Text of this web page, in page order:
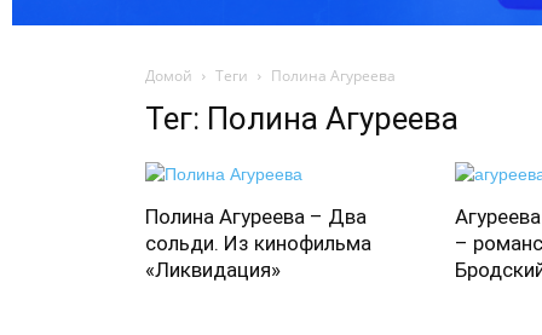
Домой Теги Полина Агуреева
Тег: Полина Агуреева
Полина Агуреева – Два
сольди. Из кинофильма
«Ликвидация»
–